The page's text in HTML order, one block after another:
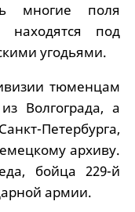
многие поля
под
угодьями.
тюменцам
Волгограда, а
Петербурга,
архиву.
бойца 229-й
армии.